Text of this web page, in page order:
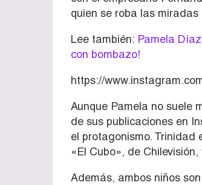
quien se roba las miradas
Lee también: Pamela
con bombazo!
https://
Aunque Pamela no suele
de sus publicaciones en
el protagonismo. Trinidad
«El Cubo», de
Además, ambos niños